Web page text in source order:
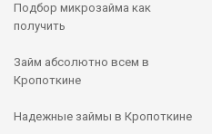
Подбор микрозайма как
получить
Займ абсолютно всем в
Кропоткине
Надежные займы в Кропоткине